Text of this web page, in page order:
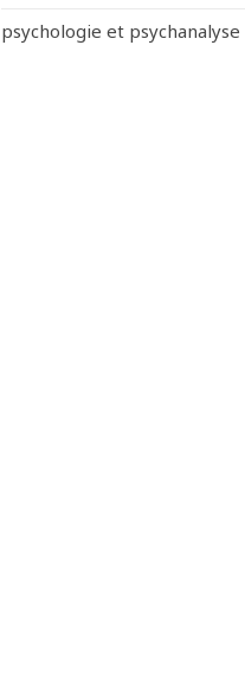
psychologie et psychanalyse